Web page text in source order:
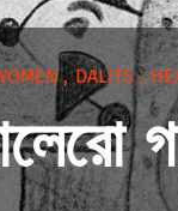
,DALITS,